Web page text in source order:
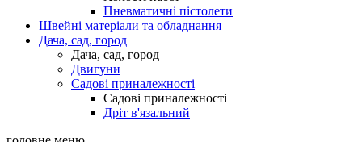
Пневматичні пістолети
Швейні матеріали та обладнання
Дача, сад, город
Дача, сад, город
Двигуни
Садові приналежності
Садові приналежності
Дріт в'язальний